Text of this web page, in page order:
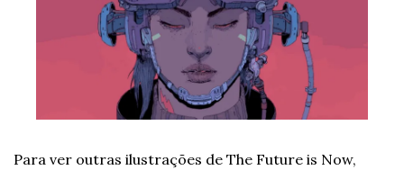
Para ver outras ilustrações de The Future is Now,